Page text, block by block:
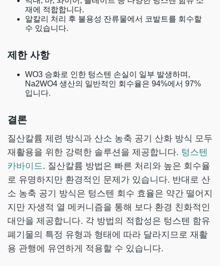
재에 적합합니다.
알칼리 처리 후 불용성 잔류물에서 코발트를 회수할
수 있습니다.
제한 사항
WO3 승화로 인한 텅스텐 손실이 일부 발생하며,
Na2WO4 생산의 일반적인 회수율은 94%에서 97%
입니다.
결론
질산칼륨 제련 방식과 산소 농축 공기 산화 방식 모두
재활용을 위한 강력한 솔루션을 제공합니다. 텅스텐
카바이드 . 질산칼륨 방법은 빠른 처리와 높은 회수율
로 유명하지만 환경적인 문제가 있습니다. 반대로 산
소 농축 공기 방식은 텅스텐 회수 효율은 약간 떨어지
지만 자생적 열 메커니즘을 통해 보다 환경 친화적인
대안을 제공합니다. 각 방법의 적합성은 텅스텐 함유
폐기물의 특정 유형과 형태에 따라 달라지므로 재활
용 관행에 유연하게 적용할 수 있습니다.